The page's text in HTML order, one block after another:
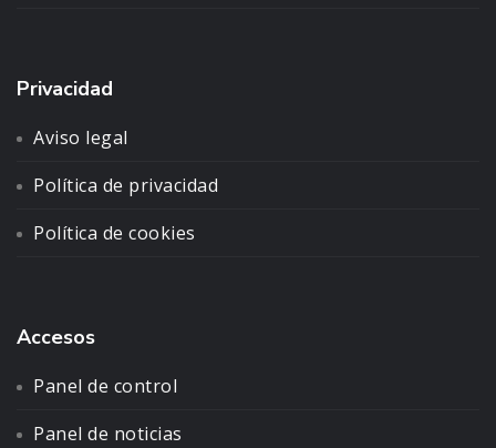
Privacidad
Aviso legal
Política de privacidad
Política de cookies
Accesos
Panel de control
Panel de noticias